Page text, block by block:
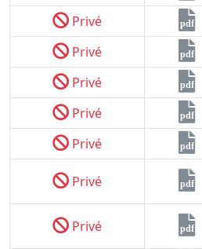
Privé pdf
Privé pdf
Privé pdf
Privé pdf
Privé pdf
Privé pdf
Privé pdf